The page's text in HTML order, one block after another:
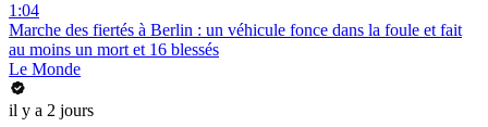
1:04
Marche des fiertés à Berlin : un véhicule fonce dans la foule et fait
au moins un mort et 16 blessés
Le Monde
il y a 2 jours